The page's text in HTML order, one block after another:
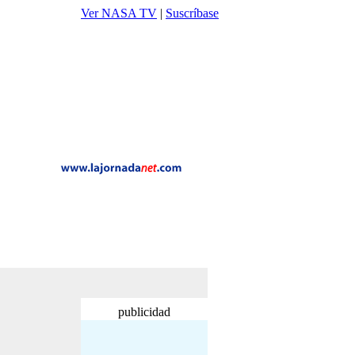
Ver NASA TV | Suscríbase
publicidad